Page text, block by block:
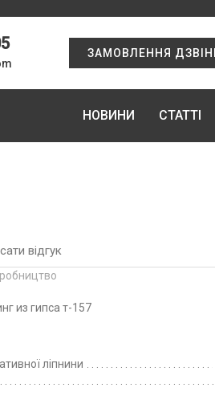
ЗАМОВЛЕННЯ
НОВИНИ СТАТТІ
відгук
из гипса т-157
ліпнини